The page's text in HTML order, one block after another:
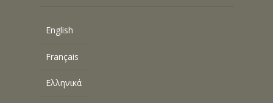
English
Français
Ελληνικά